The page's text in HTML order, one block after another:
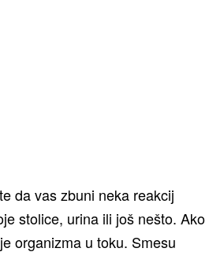
da vas zbuni neka reakcij
stolice, urina ili još nešto. Ako
organizma u toku. Smesu